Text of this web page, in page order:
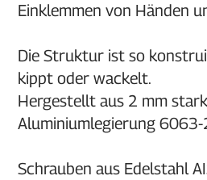
Einklemmen von Händen
Die Struktur ist so
kippt oder wackelt.
Hergestellt aus 2 mm
Aluminiumlegierung 6063-
Schrauben aus Edelstahl